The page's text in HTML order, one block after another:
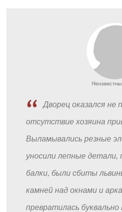
Дворец оказался не
отсутствие хозяина
Выламывались резные
уносили лепные детали,
балки, были сбиты
камней над окнами и
превратилась